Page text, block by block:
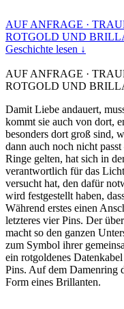
AUF ANFRAGE ·
ROTGOLD UND
Geschichte lesen ↓
AUF ANFRAGE ·
ROTGOLD UND
Damit Liebe andauert,
kommt sie auch von dort,
besonders dort groß sind,
dann auch noch nicht
Ringe gelten, hat sich in
verantwortlich für das
versucht hat, den dafür
wird festgestellt haben,
Während erstes einen
letzteres vier Pins. Der
macht so den ganzen
zum Symbol ihrer
ein rotgoldenes
Pins. Auf dem Damenring
Form eines Brillanten.